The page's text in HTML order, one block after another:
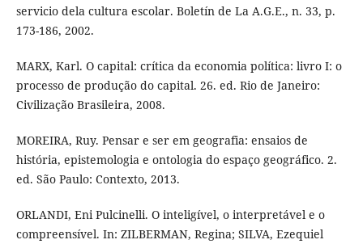
servicio dela cultura escolar. Boletín de La A.G.E., n. 33, p.
173-186, 2002.
MARX, Karl. O capital: crítica da economia política: livro I: o
processo de produção do capital. 26. ed. Rio de Janeiro:
Civilização Brasileira, 2008.
MOREIRA, Ruy. Pensar e ser em geografia: ensaios de
história, epistemologia e ontologia do espaço geográfico. 2.
ed. São Paulo: Contexto, 2013.
ORLANDI, Eni Pulcinelli. O inteligível, o interpretável e o
compreensível. In: ZILBERMAN, Regina; SILVA, Ezequiel